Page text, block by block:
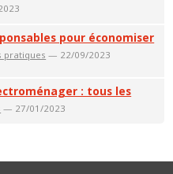
pour économiser
pratiques — 22/09/2023
: tous les
— 27/01/2023